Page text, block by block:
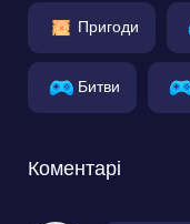
Пригоди
Битви
Коментарі